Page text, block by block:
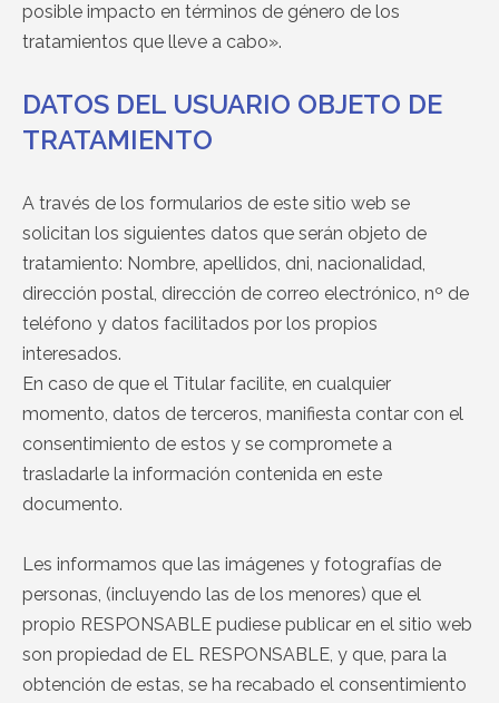
posible impacto en términos de género de los
tratamientos que lleve a cabo».
DATOS DEL USUARIO OBJETO DE
TRATAMIENTO
A través de los formularios de este sitio web se
solicitan los siguientes datos que serán objeto de
tratamiento: Nombre, apellidos, dni, nacionalidad,
dirección postal, dirección de correo electrónico, nº de
teléfono y datos facilitados por los propios
interesados.
En caso de que el Titular facilite, en cualquier
momento, datos de terceros, manifiesta contar con el
consentimiento de estos y se compromete a
trasladarle la información contenida en este
documento.
Les informamos que las imágenes y fotografías de
personas, (incluyendo las de los menores) que el
propio RESPONSABLE pudiese publicar en el sitio web
son propiedad de EL RESPONSABLE, y que, para la
obtención de estas, se ha recabado el consentimiento